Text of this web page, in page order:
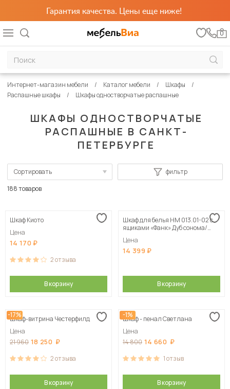
Гарантия качества. Цены еще ниже!
0
ШКАФЫ ОДНОСТВОРЧАТЫЕ
РАСПАШНЫЕ В САНКТ-
ПЕТЕРБУРГЕ
Интернет-магазин мебели Каталог мебели
Шкафы
Распашные шкафы
Шкафы одностворчатые распашные
Сортировать
фильтр
188 товаров
Шкаф Киото
Цена
14 170
2отзыва
В корзину
Шкаф для белья НМ 013.01-02 с
ящиками «Фанк» Дуб сонома/
Цена
14 399
В корзину
-17%
Шкаф-витрина Честерфилд
Цена
21 960 18 250
2отзыва
В корзину
-1%
Шкаф - пенал Светлана
Цена
14 800 14 660
1отзыв
В корзину